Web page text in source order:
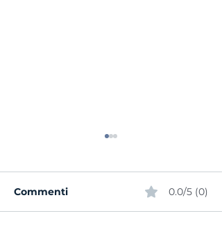
Commenti 0.0/5 (0)